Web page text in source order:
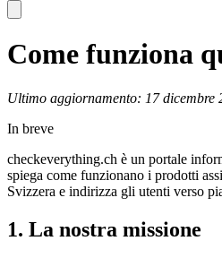
Come funziona
Ultimo aggiornamento: 17 dicembre
In breve
checkeverything.ch è un portale
spiega come funzionano i prodotti
Svizzera e indirizza gli utenti verso
1. La nostra missione